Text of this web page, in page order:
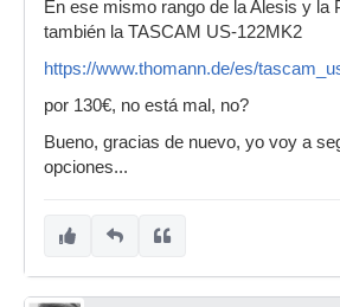
En ese mismo rango de la Alesis y la
también la TASCAM US-122MK2
https://www.thomann.de/es/
por 130€, no está mal, no?
Bueno, gracias de nuevo, yo voy a
opciones...